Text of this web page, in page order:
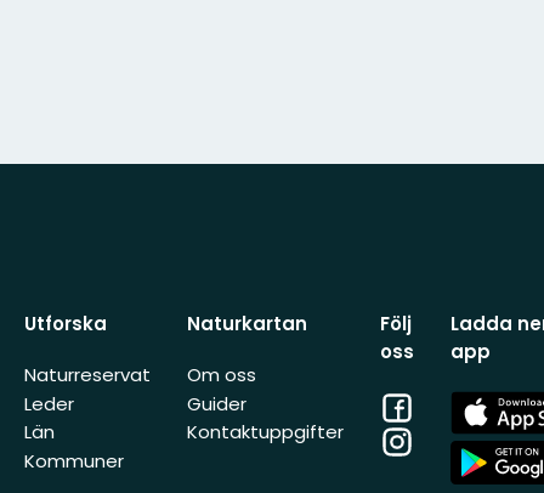
Utforska
Naturreservat
Leder
Län
Kommuner
Naturkartan
Om oss
Guider
Kontaktuppgifter
Följ
oss
Facebook
Instagram
Ladda
app
App
Store
App
Store